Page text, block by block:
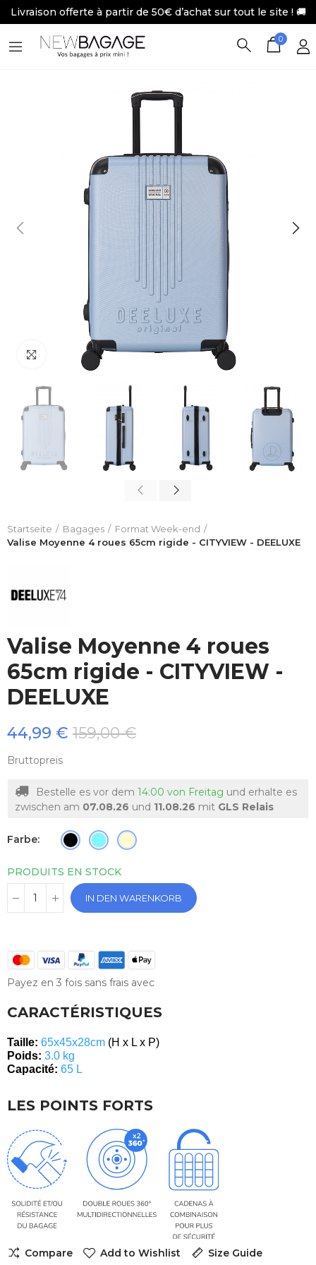
Livraison offerte à partir de 50€ d’achat sur tout le site ! 🚚
0
Click to enlarge
Startseite Bagages
Format Week-end
Valise Moyenne 4 roues 65cm rigide - CITYVIEW - DEELUXE
Valise Moyenne 4 roues
65cm rigide - CITYVIEW -
DEELUXE
44,99 € 159,00 €
Bruttopreis
Bestelle es vor dem 14:00 von Freitag und erhalte es
zwischen am 07.08.26 und 11.08.26 mit GLS Relais
Farbe
PRODUITS EN STOCK
IN DEN WARENKORB
Payez en 3 fois sans frais avec
CARACTÉRISTIQUES
Taille: 65x45x28cm (H x L x P)
Poids: 3.0 kg
Capacité: 65 L
LES POINTS FORTS
Compare Add to Wishlist Size Guide